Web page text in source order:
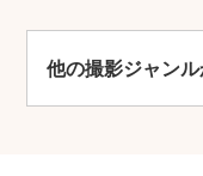
他の撮影ジャン